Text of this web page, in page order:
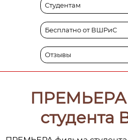
Студентам
Бесплатно от ВШРиС
Отзывы
ПРЕМЬЕРА